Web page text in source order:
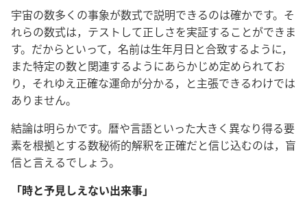
宇宙の数多くの事象が数式で説明できるのは確かです。そ
れらの数式は，テストして正しさを実証することができま
す。だからといって，名前は生年月日と合致するように，
また特定の数と関連するようにあらかじめ定められてお
り，それゆえ正確な運命が分かる，と主張できるわけでは
ありません。
結論は明らかです。暦や言語といった大きく異なり得る要
素を根拠とする数秘術的解釈を正確だと信じ込むのは，盲
信と言えるでしょう。
「時と予見しえない出来事」